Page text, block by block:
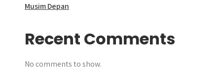
Musim Depan
Recent Comments
No comments to show.